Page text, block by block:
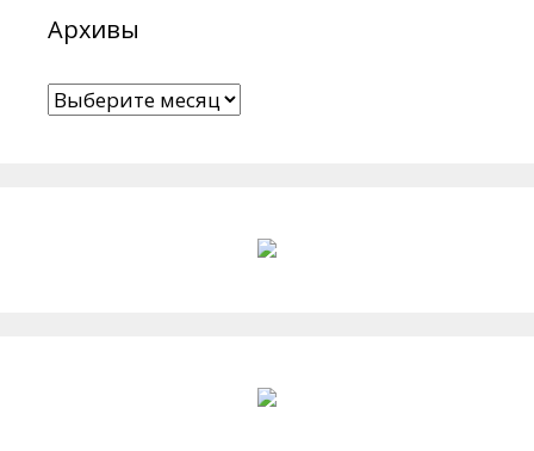
Архивы
Архивы